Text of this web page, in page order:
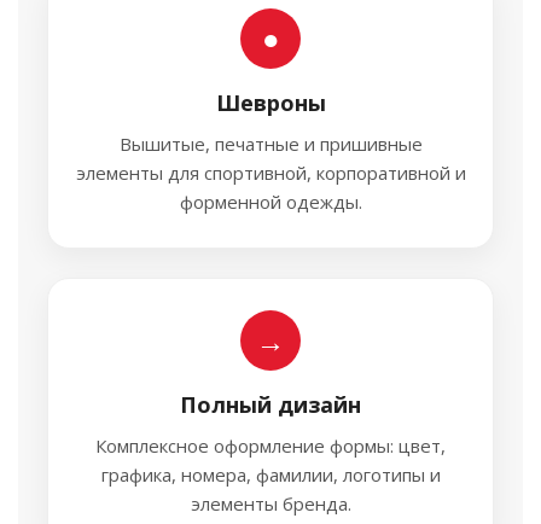
●
Шевроны
Вышитые, печатные и пришивные
элементы для спортивной, корпоративной и
форменной одежды.
→
Полный дизайн
Комплексное оформление формы: цвет,
графика, номера, фамилии, логотипы и
элементы бренда.